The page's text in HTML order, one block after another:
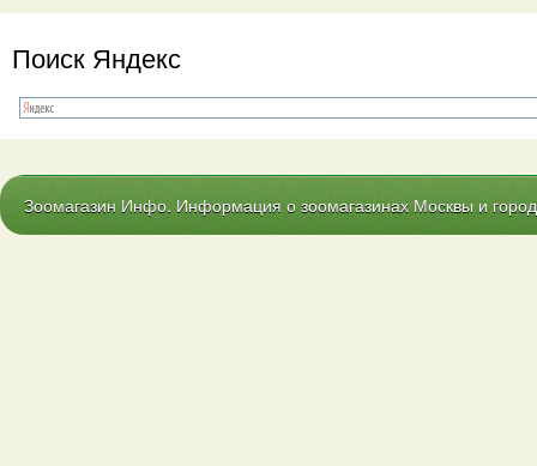
Поиск Яндекс
Зоомагазин Инфо. Информация о зоомагазинах Москвы и